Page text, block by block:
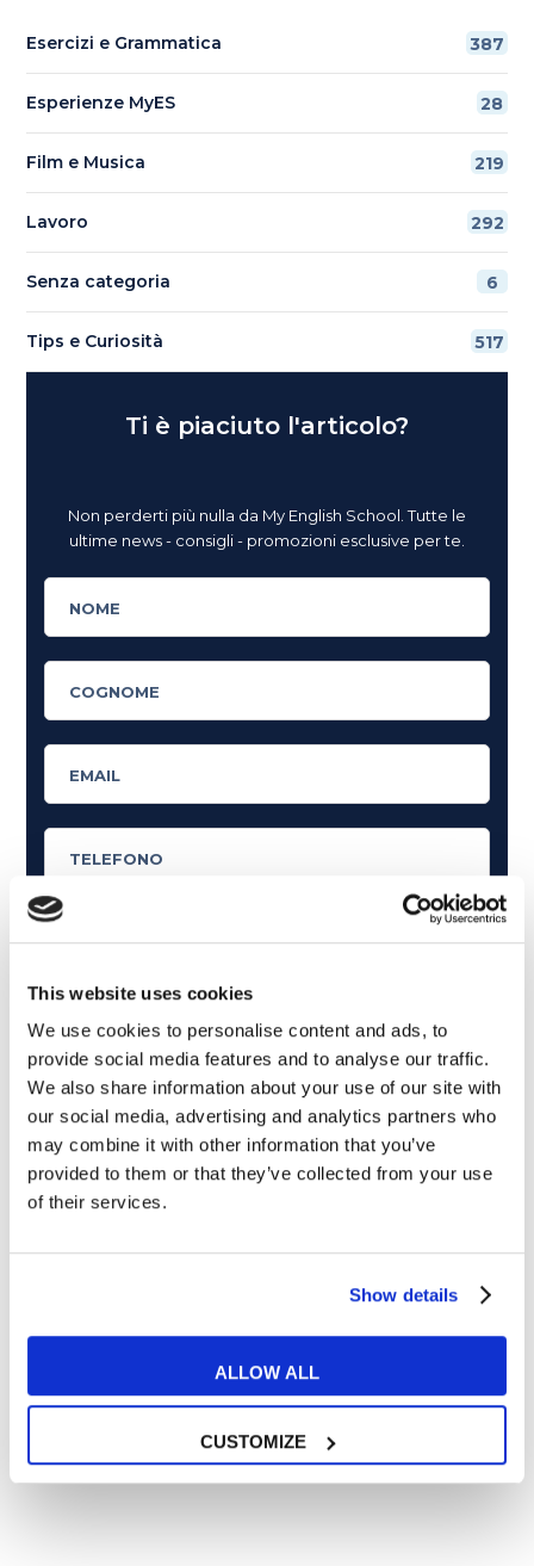
This website uses cookies
We use cookies to personalise content and ads, to
provide social media features and to analyse our traffic.
We also share information about your use of our site with
our social media, advertising and analytics partners who
may combine it with other information that you’ve
provided to them or that they’ve collected from your use
of their services.
Show details
ALLOW ALL
CUSTOMIZE
Esercizi e Grammatica 387
Esperienze MyES 28
Film e Musica 219
Lavoro 292
Senza categoria 6
Tips e Curiosità 517
Ti è piaciuto l'articolo?
Non perderti più nulla da My English School. Tutte le
ultime news - consigli - promozioni esclusive per te.
Cosa ti piace leggere?
Articoli dedicati alla grammatica inglese
Articoli dedicati a inglese nel mondo del lavoro
Articoli con tips e new sulla lingua inglese
Articoli divertenti su film e musica
In quanto di età superiore ai 16 anni, dichiaro di acconsentire
al trattamento dei miei dati personali in conformità
RICHIEDI INFORMAZIONI